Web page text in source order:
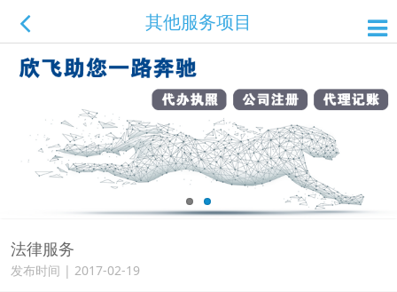
其他服务项目
法律服务
发布时间 | 2017-02-19